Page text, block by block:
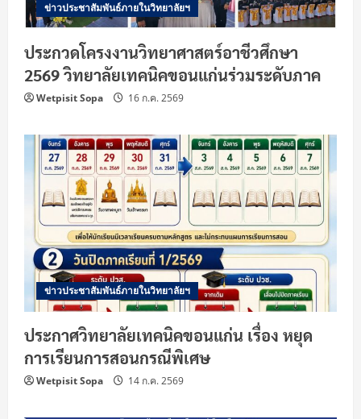
ข่าวประชาสัมพันธ์ภายในวิทยาลัยฯ
ประกวดโครงงานวิทยาศาสตร์อาชีวศึกษา
2569 วิทยาลัยเทคนิคขอนแก่นร่วมระดับภาค
Wetpisit Sopa 16 ก.ค. 2569
ข่าวประชาสัมพันธ์ภายในวิทยาลัยฯ
ประกาศวิทยาลัยเทคนิคขอนแก่น เรื่อง หยุด
การเรียนการสอนกรณีพิเศษ
Wetpisit Sopa 14 ก.ค. 2569